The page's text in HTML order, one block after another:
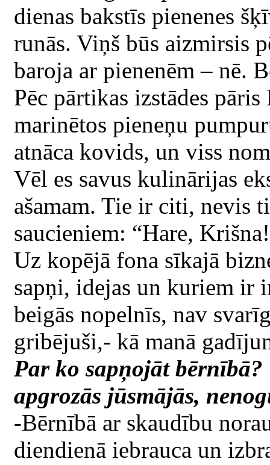
dienas bakstīs pienenes
runās. Viņš būs aizmirsis
baroja ar pienenēm – nē.
Pēc pārtikas izstādes
marinētos pieneņu
atnāca kovids, un viss
Vēl es savus kulinārijas
ašamam. Tie ir citi, nevis
saucieniem: “Hare,
Uz kopējā fona sīkajā
sapņi, idejas un kuriem ir
beigās nopelnīs, nav
gribējuši,- kā manā
Par ko sapņojāt
apgrozās jūsmājās,
-Bērnībā ar skaudību
diendienā iebrauca un